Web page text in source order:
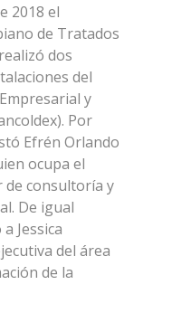
2018 el
de Tratados
dos
del
y
Por
Efrén Orlando
ocupa el
de consultoría y
De igual
Jessica
del área
de la